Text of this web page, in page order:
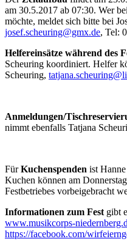
am 30.5.2017 ab 07:30. Wer
möchte, meldet sich bitte bei
josef.scheuring@gmx.de, Tel:
Helfereinsätze während des
Scheuring koordiniert. Helfer
Scheuring,
Anmeldungen/
nimmt ebenfalls Tatjana
FürKuchenspenden ist
Kuchen können am
Festbetriebes vorbeigebracht
Informationen zum Fest gibt
www.musikcorps-
https://facebook.com/